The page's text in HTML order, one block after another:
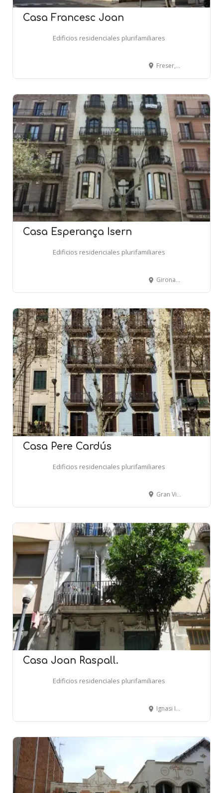
Casa Francesc Joan
Edificios residenciales plurifamiliares
Freser, 17-19 - Independència, 343 - BARCELONA
Casa Esperança Isern
Edificios residenciales plurifamiliares
Girona, 67 - BARCELONA
Casa Pere Cardús
Edificios residenciales plurifamiliares
Gran Via, 399 - BARCELONA
Casa Joan Raspall.
Edificios residenciales plurifamiliares
Ignasi Iglèsias, 154 - BARCELONA